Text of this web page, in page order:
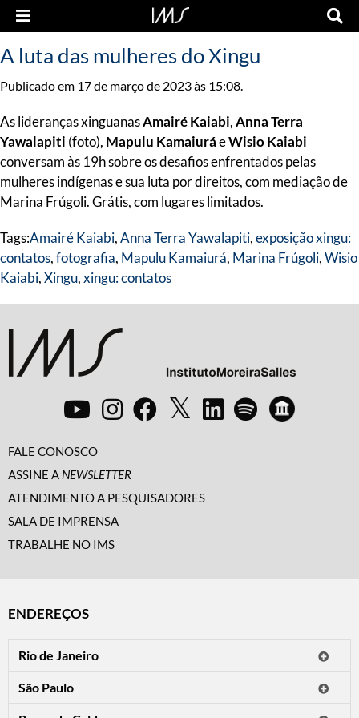
A luta das mulheres do Xingu
Publicado em 17 de março de 2023 às 15:08.
As lideranças xinguanasAmairé Kaiabi,Anna Terra
Yawalapiti (foto), Mapulu KamaiuráeWisio Kaiabi
conversam às 19h sobre os desafios enfrentados pelas
mulheres indígenas e sua luta por direitos, com mediação de
Marina Frúgoli. Grátis, com lugares limitados.
Tags:Amairé Kaiabi,Anna Terra Yawalapiti,exposição xingu:
contatos,fotografia, Mapulu Kamaiurá, Marina Frúgoli,Wisio
Kaiabi,Xingu,xingu: contatos
FALE CONOSCO
ASSINE A NEWSLETTER
ATENDIMENTO A PESQUISADORES
SALA DE IMPRENSA
TRABALHE NO IMS
ENDEREÇOS
Rio de Janeiro
Horário de visitação: a programação do IMS no Rio de Janeiro será
apresentada em instituições culturais parceiras.
São Paulo